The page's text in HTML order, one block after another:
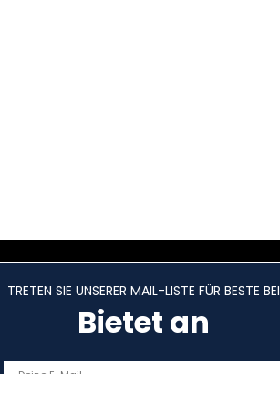
TRETEN SIE UNSERER MAIL-LISTE FÜR BESTE BEI
Bietet an